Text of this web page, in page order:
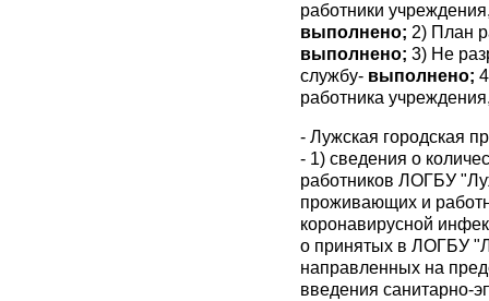
работники
выполнено; 2) План
выполнено; 3) Не
службу- выполнено;
работника
- Лужская городская
- 1) сведения о
работников ЛОГБУ
проживающих и
коронавирусной
о принятых в ЛОГБУ
направленных на
введения санитарно-